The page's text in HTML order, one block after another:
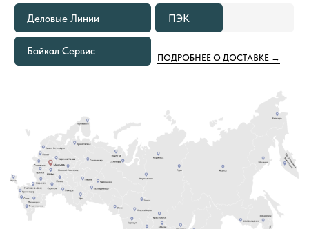
ВЕСЬ ПРОЦЕСС ОРГАНИЗАЦИИ ДОСТАВКИ
ТОВАРОВ МЫ БЕРЕМ НА СЕБЯ И ПОЛНОСТЬЮ
КОНТРОЛИРУЕМ
1
В КАКИХ СЛУЧАЯХ МЫ
ПРЕДОСТАВИМ БЕСПЛАТНУЮ
ДОСТАВКУ ТОВАРОВ ПО РОССИИ
ЕСЛИ ОБЪЕМ ПОКУПКИ ТОВАРОВ
СОСТАВЛЯЕТ 500—999 М²